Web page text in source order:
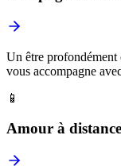
Un être profondément
vous accompagne
📱
Amour à distance